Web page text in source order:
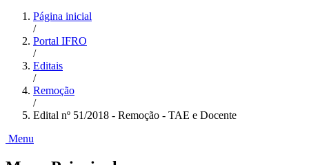
Página inicial
/
Portal IFRO
/
Editais
/
Remoção
/
Edital nº 51/2018 - Remoção - TAE e Docente
Menu